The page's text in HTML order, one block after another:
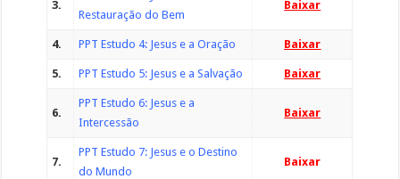
3.
Restauração do Bem
Baixar
4. PPT Estudo 4: Jesus e a Oração Baixar
5. PPT Estudo 5: Jesus e a Salvação Baixar
6.
PPT Estudo 6: Jesus e a
Intercessão
Baixar
7.
PPT Estudo 7: Jesus e o Destino
do Mundo
Baixar